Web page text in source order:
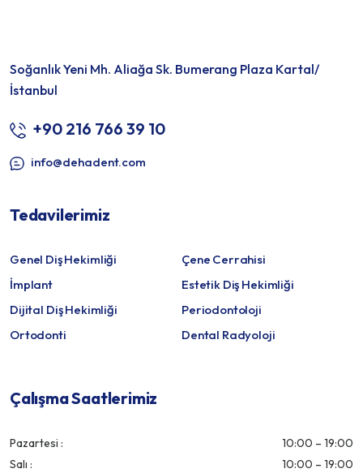
Soğanlık Yeni Mh. Aliağa Sk. Bumerang Plaza Kartal/
İstanbul
+90 216 766 39 10
info@dehadent.com
Tedavilerimiz
Genel Diş Hekimliği
Çene Cerrahisi
İmplant
Estetik Diş Hekimliği
Dijital Diş Hekimliği
Periodontoloji
Ortodonti
Dental Radyoloji
Çalışma Saatlerimiz
Pazartesi :
10:00 – 19:00
Salı :
10:00 – 19:00